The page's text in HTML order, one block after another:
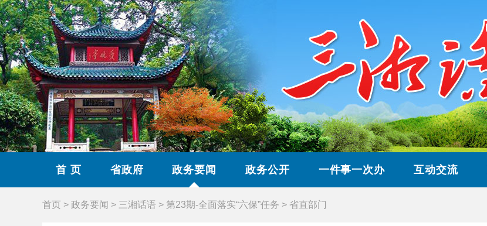
首 页 省政府 政务要闻 政务公开 一件事一次办 互动交流
首页 > 政务要闻 > 三湘话语 > 第23期-全面落实“六保”任务 > 省直部门